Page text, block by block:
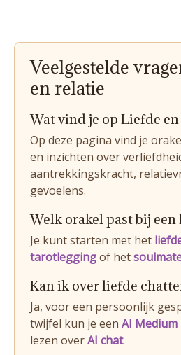
Veelgestelde
en relatie
Wat vind je op Liefde
Op deze pagina vind je
en inzichten over
aantrekkingskracht,
gevoelens.
Welk orakel past bij een
Je kunt starten met het
tarotleggingof het
Kan ik over liefde
Ja, voor een persoonlijk
twijfel kun je een AI Medium
lezen overAI chat.